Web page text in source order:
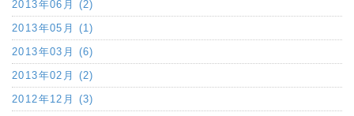
2013年06月 (2)
2013年05月 (1)
2013年03月 (6)
2013年02月 (2)
2012年12月 (3)